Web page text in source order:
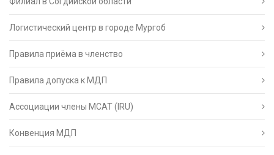
Логистический центр в городе Мургоб
Правила приёма в членство
Правила допуска к МДП
Ассоциации члены МСАТ (IRU)
Конвенция МДП